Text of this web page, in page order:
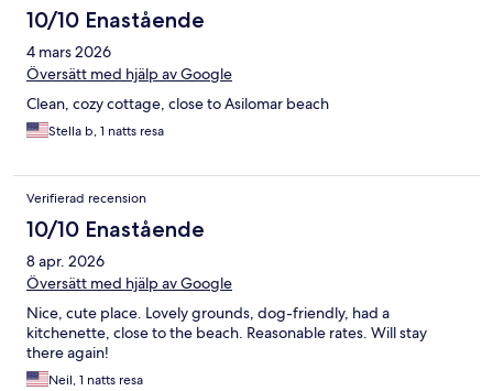
10/10 Enastående
4 mars 2026
Översätt med hjälp av Google
Clean, cozy cottage, close to Asilomar beach
Stella b, 1 natts resa
Verifierad recension
10/10 Enastående
8 apr. 2026
Översätt med hjälp av Google
Nice, cute place. Lovely grounds, dog-friendly, had a
kitchenette, close to the beach. Reasonable rates. Will stay
there again!
Neil, 1 natts resa